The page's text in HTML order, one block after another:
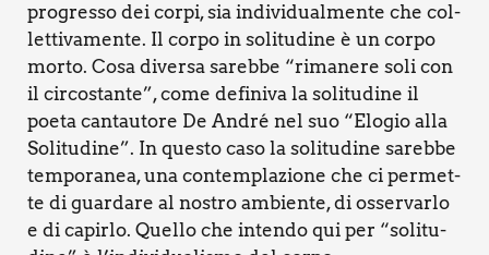
pro­gres­so dei cor­pi, sia indi­vi­dual­men­te che col­
let­ti­va­men­te. Il cor­po in soli­tu­di­ne è un cor­po
mor­to. Cosa diver­sa sareb­be “rima­ne­re soli con
il cir­co­stan­te”, come defi­ni­va la soli­tu­di­ne il
poe­ta can­tau­to­re De André nel suo “Elo­gio alla
Soli­tu­di­ne”. In que­sto caso la soli­tu­di­ne sareb­be
tem­po­ra­nea, una con­tem­pla­zio­ne che ci per­met­
te di guar­da­re al nostro ambien­te, di osser­var­lo
e di capir­lo. Quel­lo che inten­do qui per “soli­tu­